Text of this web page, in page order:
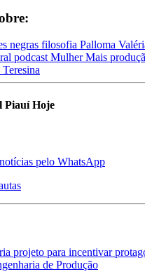
negras filosofia Palloma
podcast Mulher Mais
Teresina
Piauí Hoje
pelo WhatsApp